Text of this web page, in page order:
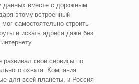
данных вместе с дорожным
этому встроенный
самостоятельно строить
и искать адреса даже без
развивал свои сервисы по
охвата. Компания
для всей планеты, и Россия